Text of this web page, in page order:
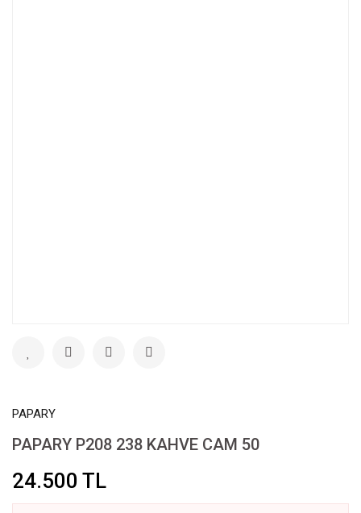
PAPARY
PAPARY P208 238 KAHVE CAM 50
24.500 TL